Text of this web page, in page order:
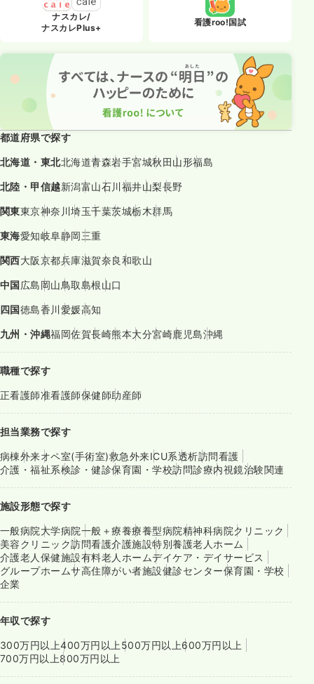
ナスカレ/
ナスカレPlus+
看護roo!国試
都道府県で探す
北海道・東北北海道青森岩手宮城秋田山形福島
北陸・甲信越新潟富山石川福井山梨長野
関東東京神奈川埼玉千葉茨城栃木群馬
東海愛知岐阜静岡三重
関西大阪京都兵庫滋賀奈良和歌山
中国広島岡山鳥取島根山口
四国徳島香川愛媛高知
九州・沖縄福岡佐賀長崎熊本大分宮崎鹿児島沖縄
職種で探す
正看護師准看護師保健師助産師
担当業務で探す
病棟外来オペ室(手術室)救急外来ICU系透析訪問看護
介護・福祉系検診・健診保育園・学校訪問診療内視鏡治験関連
施設形態で探す
一般病院大学病院一般＋療養療養型病院精神科病院クリニック
美容クリニック訪問看護介護施設特別養護老人ホーム
介護老人保健施設有料老人ホームデイケア・デイサービス
グループホームサ高住障がい者施設健診センター保育園・学校
企業
年収で探す
300万円以上400万円以上 500万円以上600万円以上
700万円以上800万円以上